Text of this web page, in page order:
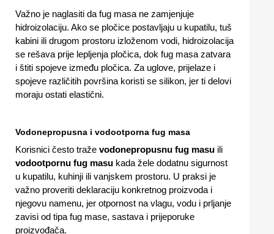
Važno je naglasiti da fug masa ne zamjenjuje
hidroizolaciju. Ako se pločice postavljaju u kupatilu, tuš
kabini ili drugom prostoru izloženom vodi, hidroizolacija
se rešava prije lepljenja pločica, dok fug masa zatvara
i štiti spojeve između pločica. Za uglove, prijelaze i
spojeve različitih površina koristi se silikon, jer ti delovi
moraju ostati elastični.
Vodonepropusna i vodootporna fug masa
Korisnici često traže vodonepropusnu fug masu ili
vodootpornu fug masu kada žele dodatnu sigurnost
u kupatilu, kuhinji ili vanjskem prostoru. U praksi je
važno proveriti deklaraciju konkretnog proizvoda i
njegovu namenu, jer otpornost na vlagu, vodu i prljanje
zavisi od tipa fug mase, sastava i prijeporuke
proizvođača.